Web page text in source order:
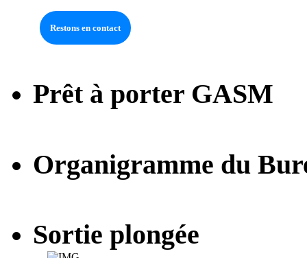
Prêt à porter GASM
Organigramme du
Sortie plongée